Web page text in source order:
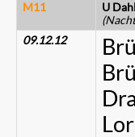
M11
U
09.12.12